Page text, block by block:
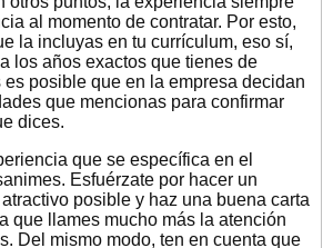
al momento de contratar. Por esto,
la incluyas en tu currículum, eso sí,
los años exactos que tienes de
posible que en la empresa decidan
que mencionas para confirmar
dices.
que se específica en el
Esfuérzate por hacer un
posible y haz una buena carta
que llames mucho más la atención
Del mismo modo, ten en cuenta que